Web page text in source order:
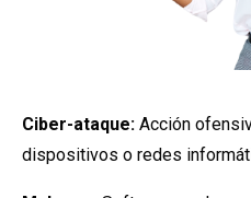
Ciber-ataque: Acción
dispositivos o redes